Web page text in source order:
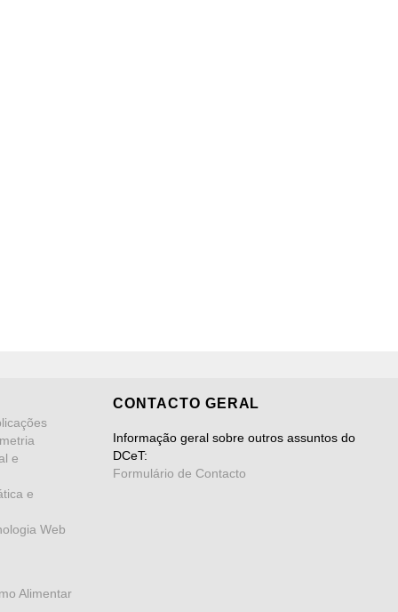
e
e
Web
Alimentar
CONTACTO GERAL
Informação geral sobre outros assuntos do
DCeT:
Formulário de Contacto